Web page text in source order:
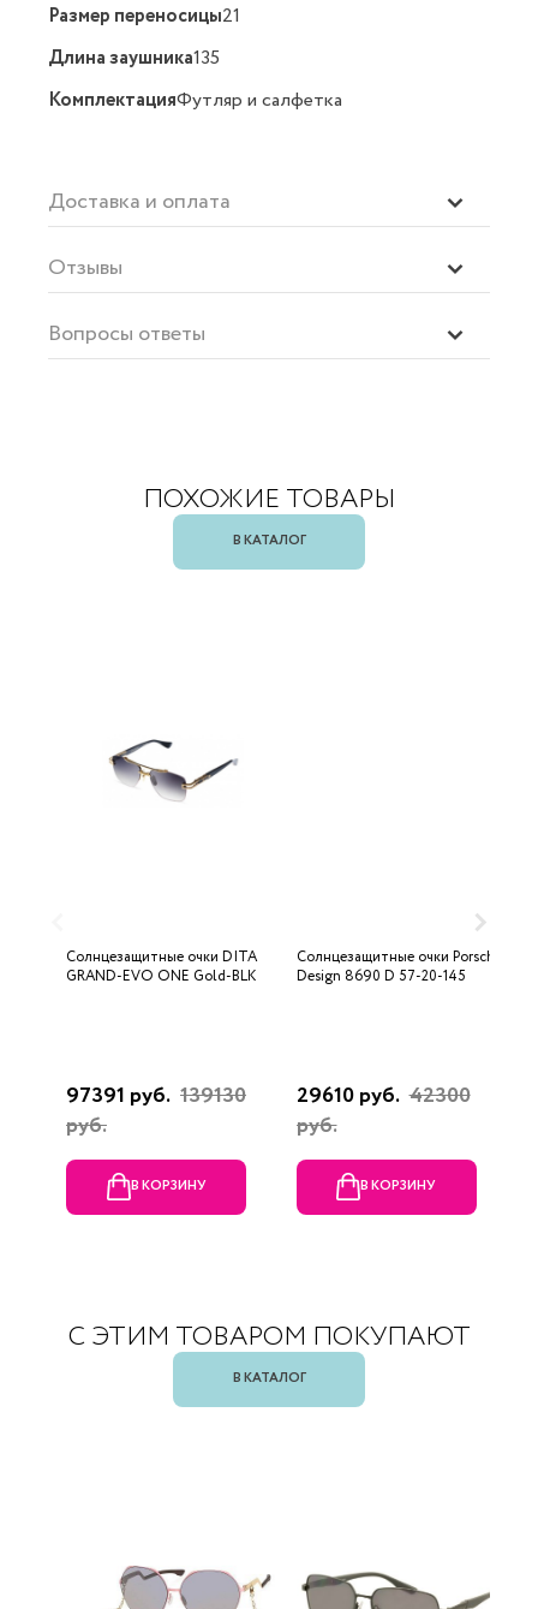
Размер переносицы21
Длина заушника135
КомплектацияФутляр и салфетка
Доставка и оплата
Отзывы
Вопросы ответы
ПОХОЖИЕ ТОВАРЫ
В КАТАЛОГ
Солнцезащитные очки DITA
GRAND-EVO ONE Gold-BLK
97391 руб. 139130
руб.
В КОРЗИНУ
Солнцезащитные очки Porsche
Design 8690 D 57-20-145
29610 руб. 42300
руб.
В КОРЗИНУ
С ЭТИМ ТОВАРОМ ПОКУПАЮТ
В КАТАЛОГ